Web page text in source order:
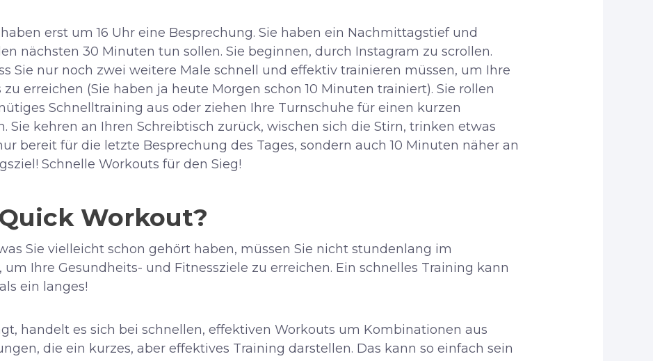
haben erst um 16 Uhr eine Besprechung. Sie haben ein Nachmittagstief und
nächsten 30 Minuten tun sollen. Sie beginnen, durch Instagram zu scrollen.
Sie nur noch zwei weitere Male schnell und effektiv trainieren müssen, um Ihre
erreichen (Sie haben ja heute Morgen schon 10 Minuten trainiert). Sie rollen
Schnelltraining aus oder ziehen Ihre Turnschuhe für einen kurzen
Sie kehren an Ihren Schreibtisch zurück, wischen sich die Stirn, trinken etwas
bereit für die letzte Besprechung des Tages, sondern auch 10 Minuten näher an
Schnelle Workouts für den Sieg!
Workout?
Sie vielleicht schon gehört haben, müssen Sie nicht stundenlang im
Ihre Gesundheits- und Fitnessziele zu erreichen. Ein schnelles Training kann
ein langes!
handelt es sich bei schnellen, effektiven Workouts um Kombinationen aus
die ein kurzes, aber effektives Training darstellen. Das kann so einfach sein